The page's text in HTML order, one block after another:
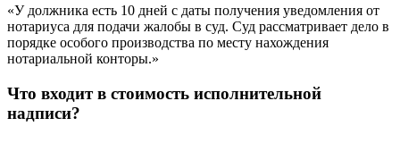
«У должника есть 10 дней с даты получения уведомления от
нотариуса для подачи жалобы в суд. Суд рассматривает дело в
порядке особого производства по месту нахождения
нотариальной конторы.»
Что входит в стоимость исполнительной
надписи?